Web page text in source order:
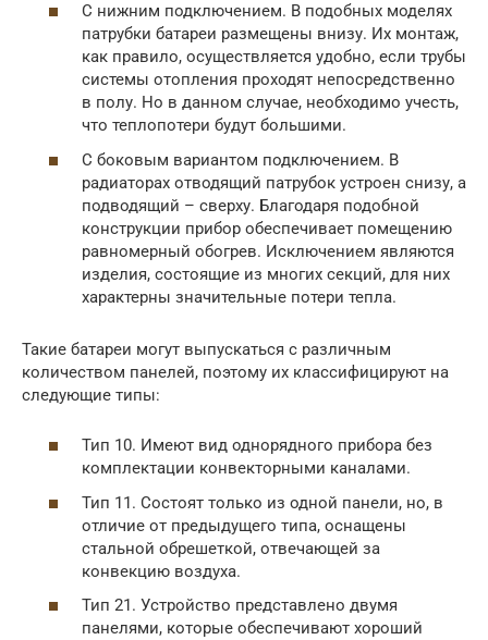
С нижним подключением. В подобных моделях
патрубки батареи размещены внизу. Их монтаж,
как правило, осуществляется удобно, если трубы
системы отопления проходят непосредственно
в полу. Но в данном случае, необходимо учесть,
что теплопотери будут большими.
С боковым вариантом подключением. В
радиаторах отводящий патрубок устроен снизу, а
подводящий – сверху. Благодаря подобной
конструкции прибор обеспечивает помещению
равномерный обогрев. Исключением являются
изделия, состоящие из многих секций, для них
характерны значительные потери тепла.
Такие батареи могут выпускаться с различным
количеством панелей, поэтому их классифицируют на
следующие типы:
Тип 10. Имеют вид однорядного прибора без
комплектации конвекторными каналами.
Тип 11. Состоят только из одной панели, но, в
отличие от предыдущего типа, оснащены
стальной обрешеткой, отвечающей за
конвекцию воздуха.
Тип 21. Устройство представлено двумя
панелями, которые обеспечивают хороший